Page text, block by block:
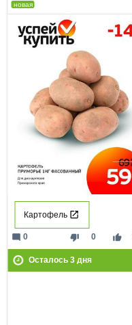
новая
Картофель
thumb_down 0 thumb_up
mode_comment 0
Осталось 3дня